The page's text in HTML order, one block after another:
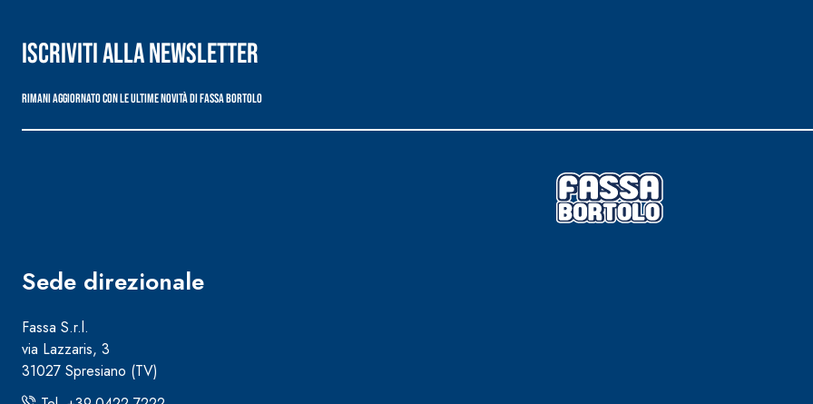
modificata, tixotropica, fibrorinforzata, per la passivazione, riparazione,
FASSAFLOOR LA 8.30
Lisciatura autolivellante
termica per la
Iscriviti alla newsletter
Rimani aggiornato con le ultime novità di Fassa Bortolo
Sede direzionale
Fassa S.r.l.
via Lazzaris, 3
31027 Spresiano (TV)